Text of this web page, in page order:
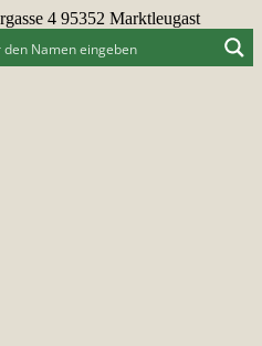
4 95352 Marktleugast